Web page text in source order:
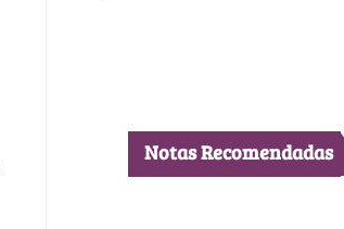
Notas Recomendadas